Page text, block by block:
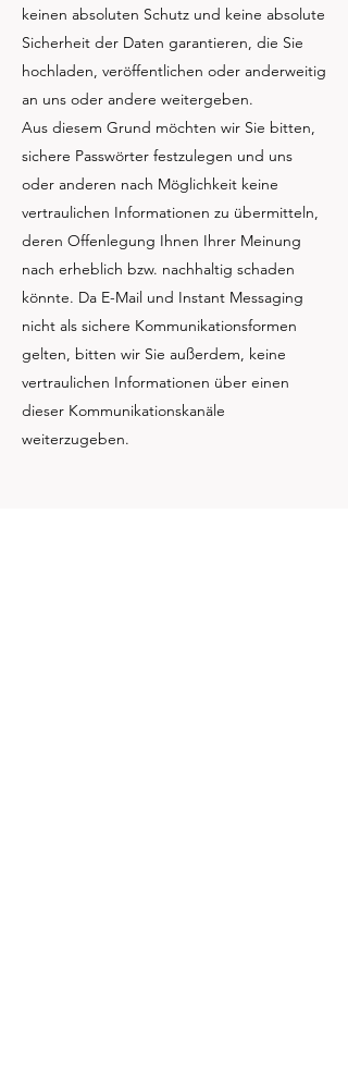
keinen absoluten Schutz und keine absolute
Sicherheit der Daten garantieren, die Sie
hochladen, veröffentlichen oder anderweitig
an uns oder andere weitergeben.
Aus diesem Grund möchten wir Sie bitten,
sichere Passwörter festzulegen und uns
oder anderen nach Möglichkeit keine
vertraulichen Informationen zu übermitteln,
deren Offenlegung Ihnen Ihrer Meinung
nach erheblich bzw. nachhaltig schaden
könnte. Da E-Mail und Instant Messaging
nicht als sichere Kommunikationsformen
gelten, bitten wir Sie außerdem, keine
vertraulichen Informationen über einen
dieser Kommunikationskanäle
weiterzugeben.